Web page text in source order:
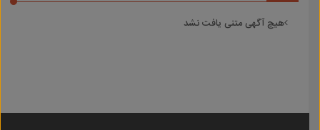
هیچ آگهی متنی یافت نشد